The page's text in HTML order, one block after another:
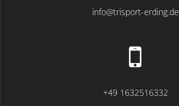
info@trisport-erding.de
+49 1632516332